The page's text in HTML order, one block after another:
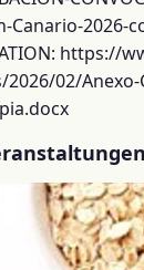
Canario-2026-
https://
02/Anexo-